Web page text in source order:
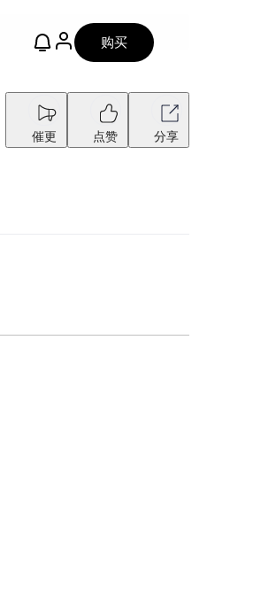
购买
催更 点赞 分享